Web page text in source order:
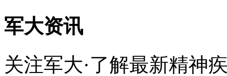
军大资讯
关注军大·了解最新精神